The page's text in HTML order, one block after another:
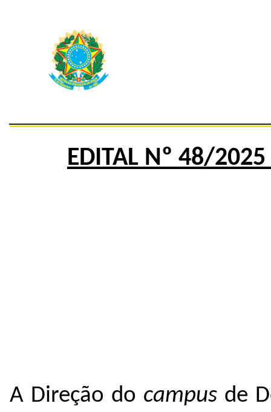
EDITAL Nº 48/2025
A Direção do campus de